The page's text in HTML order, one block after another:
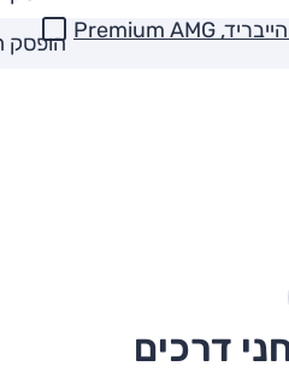
300e קופה, 2.0 ל' טורבו פלאג-אין הייבריד, Premium AMG הופסק